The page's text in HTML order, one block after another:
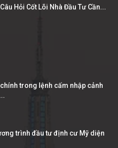
Hỏi Cốt Lõi Nhà Đầu Tư Cần...
trong lệnh cấm nhập cảnh
trình đầu tư định cư Mỹ diện